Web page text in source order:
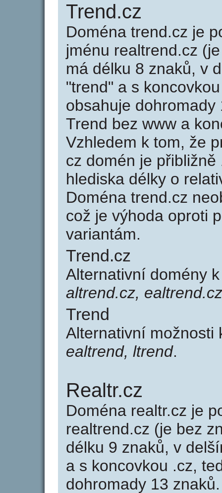
Trend.cz
Doména trend.cz je
jménu realtrend.cz
má délku 8 znaků, v
"trend" a s
obsahuje
Trend bez www a
Vzhledem k tom, že
cz domén je
hlediska délky o
Doména trend.cz
což je výhoda oproti
variantám.
Trend.cz
Alternativní domény
altrend.cz,
Trend
Alternativní
ealtrend, ltrend.
Realtr.cz
Doména realtr.cz je
realtrend.cz (je bez
délku 9 znaků, v
a s koncovkou .cz,
dohromady 13